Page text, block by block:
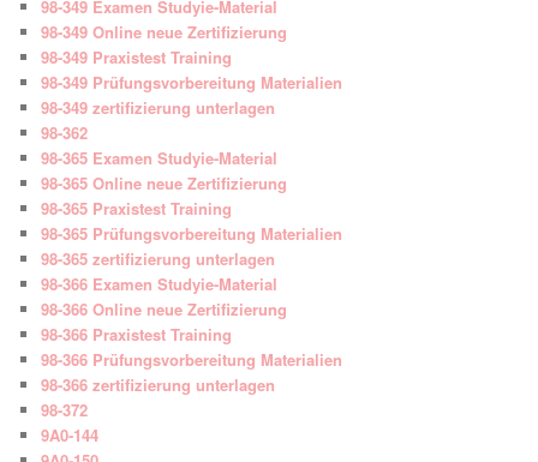
98-349 Examen Studyie-Material
98-349 Online neue Zertifizierung
98-349 Praxistest Training
98-349 Prüfungsvorbereitung Materialien
98-349 zertifizierung unterlagen
98-362
98-365 Examen Studyie-Material
98-365 Online neue Zertifizierung
98-365 Praxistest Training
98-365 Prüfungsvorbereitung Materialien
98-365 zertifizierung unterlagen
98-366 Examen Studyie-Material
98-366 Online neue Zertifizierung
98-366 Praxistest Training
98-366 Prüfungsvorbereitung Materialien
98-366 zertifizierung unterlagen
98-372
9A0-144